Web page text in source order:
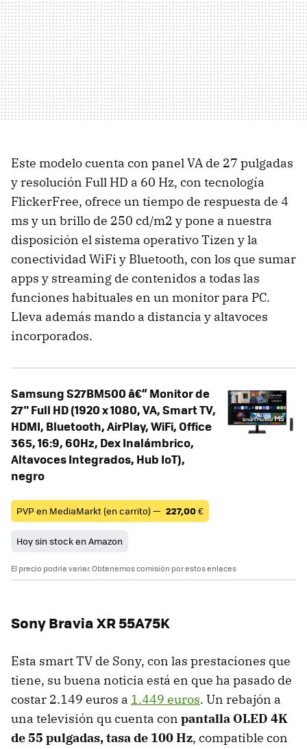
Este modelo cuenta con panel VA de 27 pulgadas
y resolución Full HD a 60 Hz, con tecnología
FlickerFree, ofrece un tiempo de respuesta de 4
ms y un brillo de 250 cd/m2 y pone a nuestra
disposición el sistema operativo Tizen y la
conectividad WiFi y Bluetooth, con los que sumar
apps y streaming de contenidos a todas las
funciones habituales en un monitor para PC.
Lleva además mando a distancia y altavoces
incorporados.
Samsung S27BM500 â€“ Monitor de
27" Full HD (1920 x 1080, VA, Smart TV,
HDMI, Bluetooth, AirPlay, WiFi, Office
365, 16:9, 60Hz, Dex Inalámbrico,
Altavoces Integrados, Hub IoT),
negro
PVP en MediaMarkt (en carrito) — 227,00€
Hoy sin stock en Amazon
El precio podría variar. Obtenemos comisión por estos enlaces
Sony Bravia XR 55A75K
Esta smart TV de Sony, con las prestaciones que
tiene, su buena noticia está en que ha pasado de
costar 2.149 euros a 1.449 euros. Un rebajón a
una televisión qu cuenta con pantalla OLED 4K
de 55 pulgadas, tasa de 100 Hz, compatible con